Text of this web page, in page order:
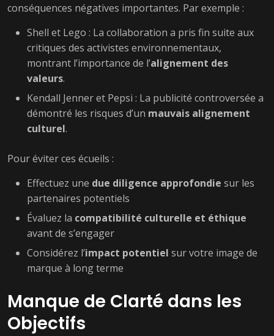
conséquences négatives importantes. Par exemple :
Shell et Lego : La collaboration a pris fin suite aux
critiques des activistes environnementaux,
montrant l’importance de l’alignement des
valeurs.
Kendall Jenner et Pepsi : La publicité controversée a
démontré les risques d’un mauvais alignement
culturel.
Pour éviter ces écueils :
Effectuez une due diligence approfondie sur les
partenaires potentiels
Évaluez la compatibilité culturelle et éthique
avant de s’engager
Considérez l’impact potentiel sur votre image de
marque à long terme
Manque de Clarté dans les
Objectifs